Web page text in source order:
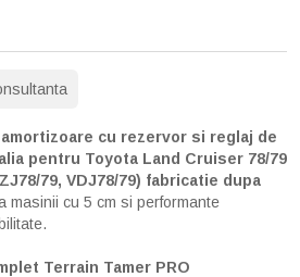
cu rezervor si reglaj de
pentru Toyota Land Cruiser 78/79
79, VDJ78/79) fabricatie dupa
masinii cu 5 cm si performante
Terrain Tamer PRO